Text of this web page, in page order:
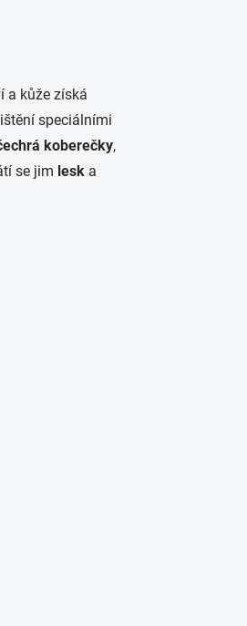
a kůže získá
speciálními
koberečky,
se jim lesk a